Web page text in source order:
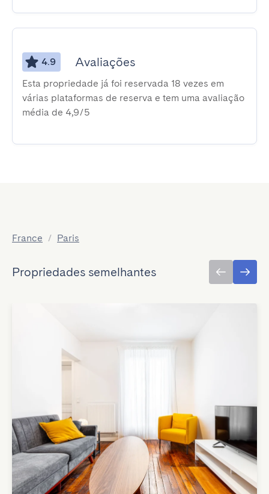
4.9 Avaliações
Esta propriedade já foi reservada 18 vezes em
várias plataformas de reserva e tem uma avaliação
média de 4,9/5
France / Paris
Propriedades semelhantes